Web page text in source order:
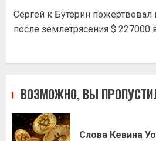
Сергей к Бутерин
после землетрясения $ 227000
ВОЗМОЖНО, ВЫ
Слова Кевина